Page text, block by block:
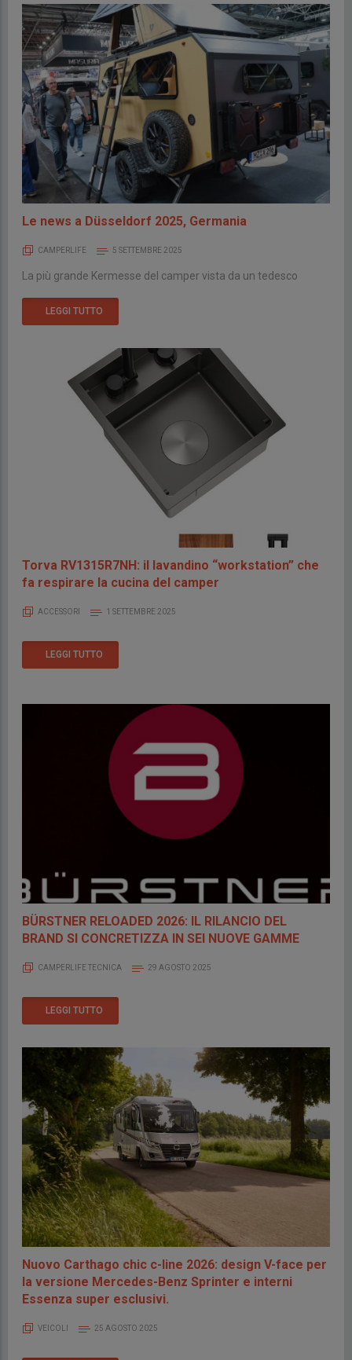
Le news a Düsseldorf 2025, Germania
CAMPERLIFE 5 SETTEMBRE 2025
La più grande Kermesse del camper vista da un tedesco
LEGGI TUTTO
Torva RV1315R7NH: il lavandino “workstation” che
fa respirare la cucina del camper
ACCESSORI 1 SETTEMBRE 2025
LEGGI TUTTO
BÜRSTNER RELOADED 2026: IL RILANCIO DEL
BRAND SI CONCRETIZZA IN SEI NUOVE GAMME
CAMPERLIFE TECNICA 29 AGOSTO 2025
LEGGI TUTTO
Nuovo Carthago chic c-line 2026: design V-face per
la versione Mercedes-Benz Sprinter e interni
Essenza super esclusivi.
VEICOLI 25 AGOSTO 2025